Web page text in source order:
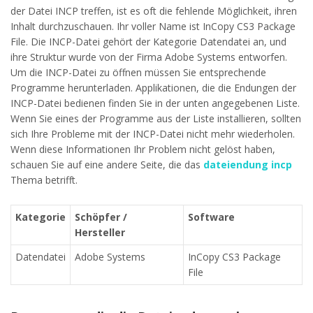
der Datei INCP treffen, ist es oft die fehlende Möglichkeit, ihren
Inhalt durchzuschauen. Ihr voller Name ist InCopy CS3 Package
File. Die INCP-Datei gehört der Kategorie Datendatei an, und
ihre Struktur wurde von der Firma Adobe Systems entworfen.
Um die INCP-Datei zu öffnen müssen Sie entsprechende
Programme herunterladen. Applikationen, die die Endungen der
INCP-Datei bedienen finden Sie in der unten angegebenen Liste.
Wenn Sie eines der Programme aus der Liste installieren, sollten
sich Ihre Probleme mit der INCP-Datei nicht mehr wiederholen.
Wenn diese Informationen Ihr Problem nicht gelöst haben,
schauen Sie auf eine andere Seite, die das dateiendung incp
Thema betrifft.
Kategorie
Schöpfer /
Hersteller
Software
Datendatei Adobe Systems
InCopy CS3 Package
File